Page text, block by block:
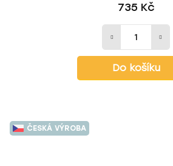
735 Kč
Do košíku
ČESKÁ VÝROBA